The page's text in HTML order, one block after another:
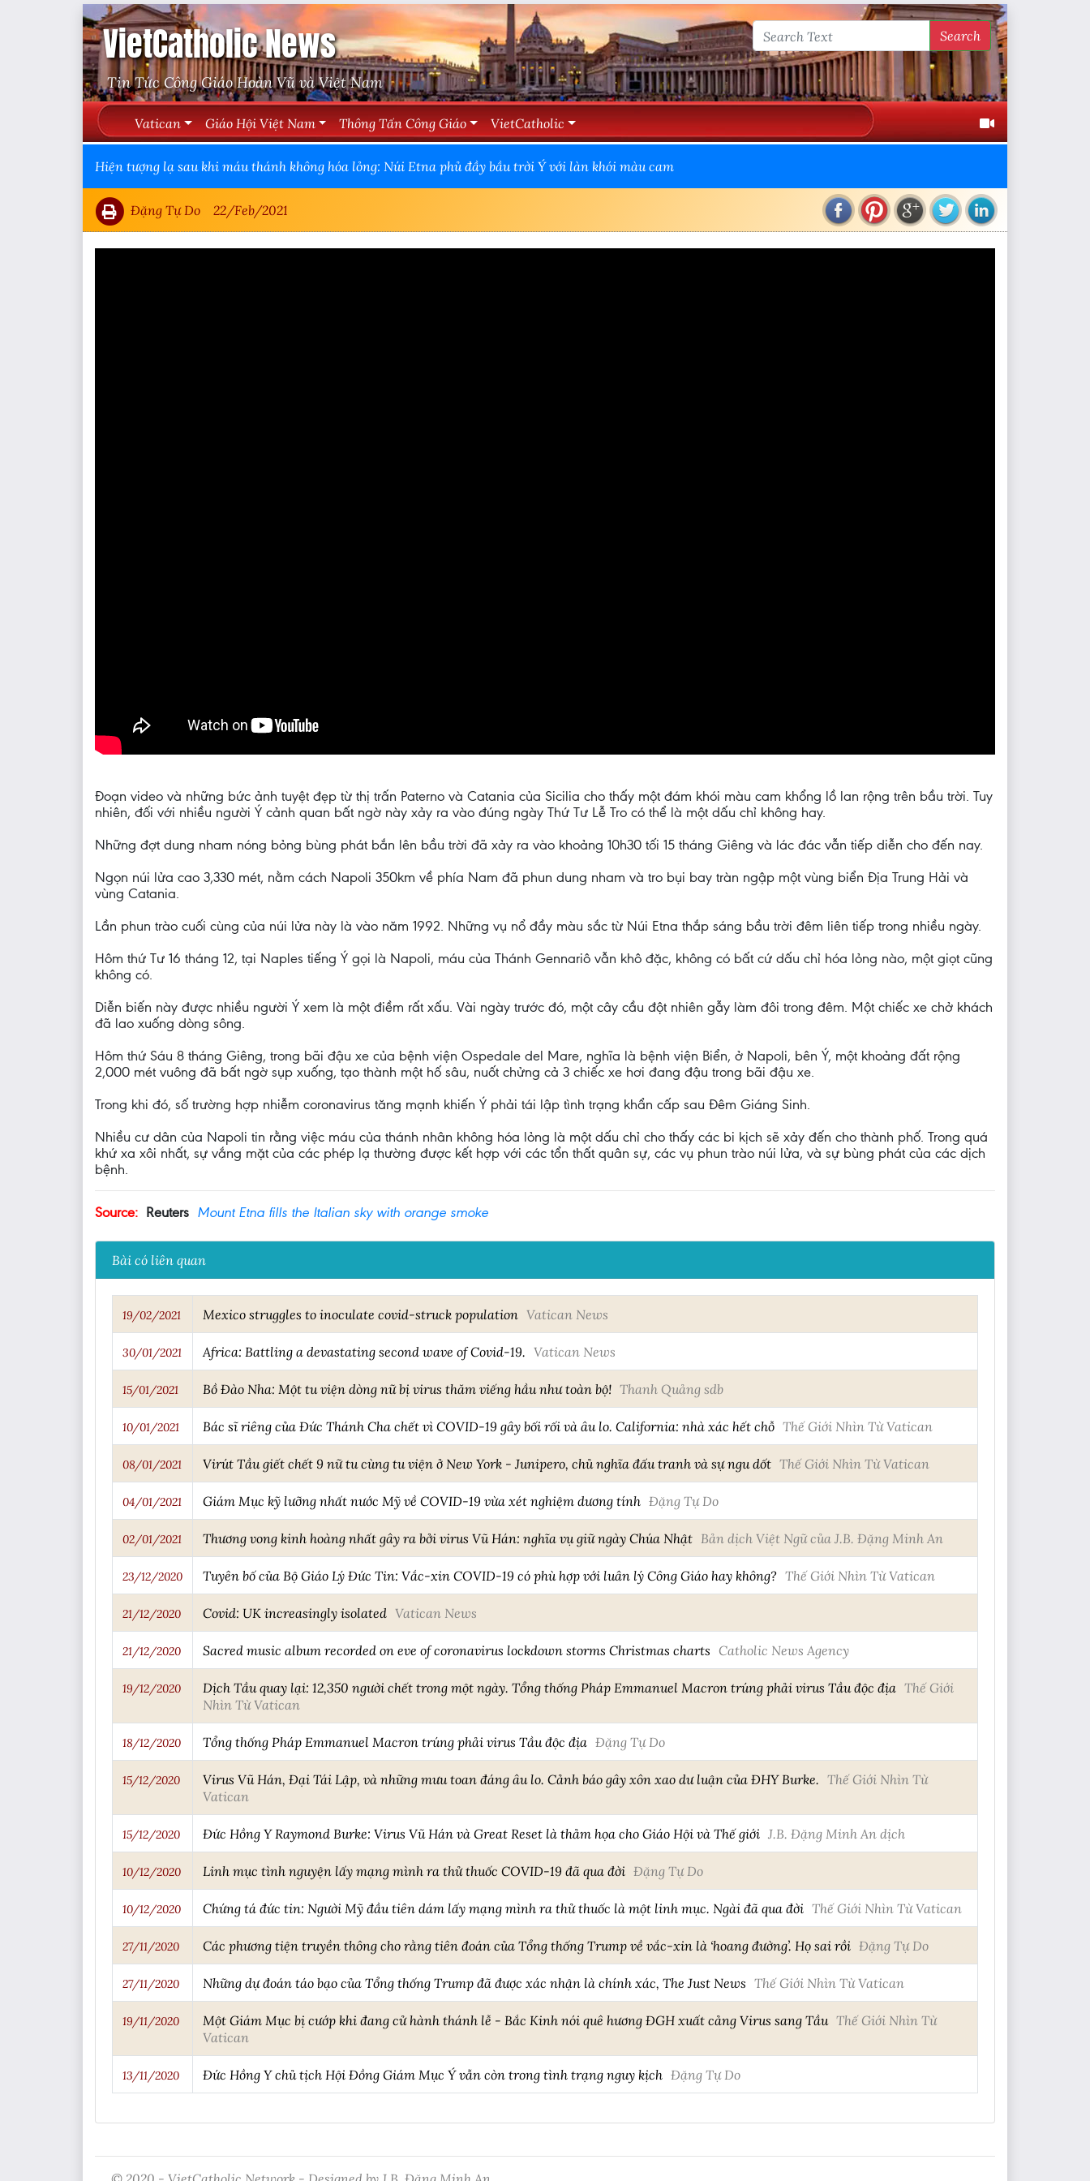
VietCatholic News
Tin Tức Công Giáo Hoàn Vũ và Việt Nam
Search
Vatican Giáo Hội Việt Nam Thông Tấn Công Giáo VietCatholic
Hiện tượng lạ sau khi máu thánh không hóa lỏng: Núi Etna phủ đầy bầu trời Ý với làn khói màu cam
Đặng Tự Do 22/Feb/2021
Đoạn video và những bức ảnh tuyệt đẹp từ thị trấn Paterno và Catania của Sicilia cho thấy một đám khói màu cam khổng lồ lan rộng trên bầu trời. Tuy
nhiên, đối với nhiều người Ý cảnh quan bất ngờ này xảy ra vào đúng ngày Thứ Tư Lễ Tro có thể là một dấu chỉ không hay.
Những đợt dung nham nóng bỏng bùng phát bắn lên bầu trời đã xảy ra vào khoảng 10h30 tối 15 tháng Giêng và lác đác vẫn tiếp diễn cho đến nay.
Ngọn núi lửa cao 3,330 mét, nằm cách Napoli 350km về phía Nam đã phun dung nham và tro bụi bay tràn ngập một vùng biển Địa Trung Hải và
vùng Catania.
Lần phun trào cuối cùng của núi lửa này là vào năm 1992. Những vụ nổ đầy màu sắc từ Núi Etna thắp sáng bầu trời đêm liên tiếp trong nhiều ngày.
Hôm thứ Tư 16 tháng 12, tại Naples tiếng Ý gọi là Napoli, máu của Thánh Gennariô vẫn khô đặc, không có bất cứ dấu chỉ hóa lỏng nào, một giọt cũng
không có.
Diễn biến này được nhiều người Ý xem là một điềm rất xấu. Vài ngày trước đó, một cây cầu đột nhiên gẫy làm đôi trong đêm. Một chiếc xe chở khách
đã lao xuống dòng sông.
Hôm thứ Sáu 8 tháng Giêng, trong bãi đậu xe của bệnh viện Ospedale del Mare, nghĩa là bệnh viện Biển, ở Napoli, bên Ý, một khoảng đất rộng
2,000 mét vuông đã bất ngờ sụp xuống, tạo thành một hố sâu, nuốt chửng cả 3 chiếc xe hơi đang đậu trong bãi đậu xe.
Trong khi đó, số trường hợp nhiễm coronavirus tăng mạnh khiến Ý phải tái lập tình trạng khẩn cấp sau Đêm Giáng Sinh.
Nhiều cư dân của Napoli tin rằng việc máu của thánh nhân không hóa lỏng là một dấu chỉ cho thấy các bi kịch sẽ xảy đến cho thành phố. Trong quá
khứ xa xôi nhất, sự vắng mặt của các phép lạ thường được kết hợp với các tổn thất quân sự, các vụ phun trào núi lửa, và sự bùng phát của các dịch
bệnh.
Source: Reuters Mount Etna fills the Italian sky with orange smoke
Bài có liên quan
19/02/2021 Mexico struggles to inoculate covid-struck population Vatican News
30/01/2021 Africa: Battling a devastating second wave of Covid-19. Vatican News
15/01/2021 Bồ Đào Nha: Một tu viện dòng nữ bị virus thăm viếng hầu như toàn bộ! Thanh Quảng sdb
10/01/2021 Bác sĩ riêng của Đức Thánh Cha chết vì COVID-19 gây bối rối và âu lo. California: nhà xác hết chỗ Thế Giới Nhìn Từ Vatican
08/01/2021 Virút Tầu giết chết 9 nữ tu cùng tu viện ở New York - Junipero, chủ nghĩa đấu tranh và sự ngu dốt Thế Giới Nhìn Từ Vatican
04/01/2021 Giám Mục kỹ lưỡng nhất nước Mỹ về COVID-19 vừa xét nghiệm dương tính Đặng Tự Do
02/01/2021 Thương vong kinh hoàng nhất gây ra bởi virus Vũ Hán: nghĩa vụ giữ ngày Chúa Nhật Bản dịch Việt Ngữ của J.B. Đặng Minh An
23/12/2020 Tuyên bố của Bộ Giáo Lý Đức Tin: Vắc-xin COVID-19 có phù hợp với luân lý Công Giáo hay không? Thế Giới Nhìn Từ Vatican
21/12/2020 Covid: UK increasingly isolated Vatican News
21/12/2020 Sacred music album recorded on eve of coronavirus lockdown storms Christmas charts Catholic News Agency
19/12/2020 Dịch Tầu quay lại: 12,350 người chết trong một ngày. Tổng thống Pháp Emmanuel Macron trúng phải virus Tầu độc địa Thế Giới
Nhìn Từ Vatican
18/12/2020 Tổng thống Pháp Emmanuel Macron trúng phải virus Tầu độc địa Đặng Tự Do
15/12/2020 Virus Vũ Hán, Đại Tái Lập, và những mưu toan đáng âu lo. Cảnh báo gây xôn xao dư luận của ĐHY Burke. Thế Giới Nhìn Từ
Vatican
15/12/2020 Đức Hồng Y Raymond Burke: Virus Vũ Hán và Great Reset là thảm họa cho Giáo Hội và Thế giới J.B. Đặng Minh An dịch
10/12/2020 Linh mục tình nguyện lấy mạng mình ra thử thuốc COVID-19 đã qua đời Đặng Tự Do
10/12/2020 Chứng tá đức tin: Người Mỹ đầu tiên dám lấy mạng mình ra thử thuốc là một linh mục. Ngài đã qua đời Thế Giới Nhìn Từ Vatican
27/11/2020 Các phương tiện truyền thông cho rằng tiên đoán của Tổng thống Trump về vắc-xin là ‘hoang đường’. Họ sai rồi Đặng Tự Do
27/11/2020 Những dự đoán táo bạo của Tổng thống Trump đã được xác nhận là chính xác, The Just News Thế Giới Nhìn Từ Vatican
19/11/2020 Một Giám Mục bị cướp khi đang cử hành thánh lễ - Bắc Kinh nói quê hương ĐGH xuất cảng Virus sang Tầu Thế Giới Nhìn Từ
Vatican
13/11/2020 Đức Hồng Y chủ tịch Hội Đồng Giám Mục Ý vẫn còn trong tình trạng nguy kịch Đặng Tự Do